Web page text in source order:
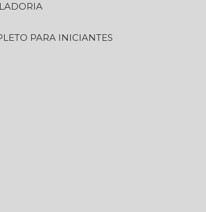
PARA INICIANTES